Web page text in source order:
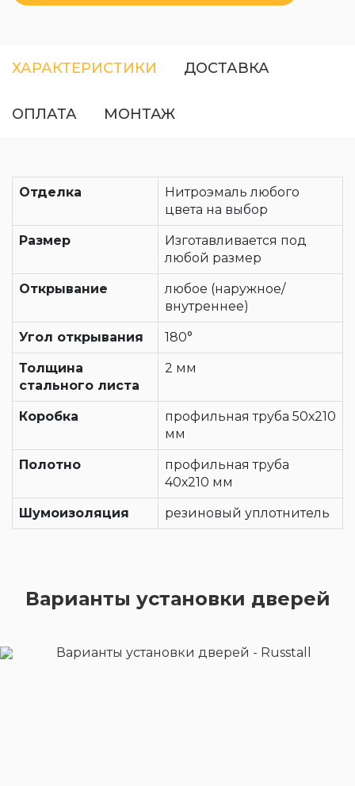
ХАРАКТЕРИСТИКИ ДОСТАВКА
ОПЛАТА МОНТАЖ
Отделка
Нитроэмаль любого
цвета на выбор
Размер
Изготавливается под
любой размер
Открывание
любое (наружное/
внутреннее)
Угол открывания 180°
Толщина
стального листа
2 мм
Коробка
профильная труба 50х210
мм
Полотно
профильная труба
40х210 мм
Шумоизоляция резиновый уплотнитель
Варианты установки дверей